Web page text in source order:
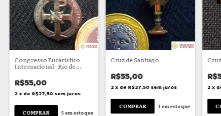
Congresso Eucarístico
Internacional - Rio de
R$55,00
2 x de R$27,50 sem juros
5em estoque
Cruz de Santiago
R$55,00
2 x de R$27,50 sem juros
1 em estoque
2 x